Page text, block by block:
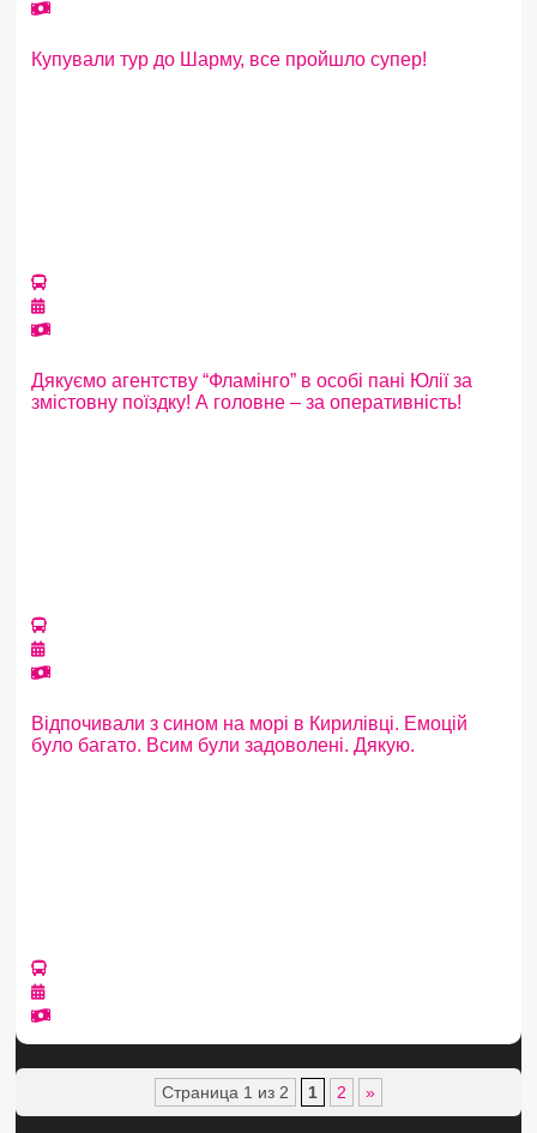
Купували тур до Шарму, все пройшло супер!
Дякуємо агентству “Фламінго” в особі пані Юлії за
змістовну поїздку! А головне – за оперативність!
Відпочивали з сином на морі в Кирилівці. Емоцій
було багато. Всим були задоволені. Дякую.
Страница 1 из 2 1 2 »